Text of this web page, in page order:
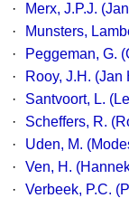
·
Merx, J.P.J.
·
Munsters,
·
Peggeman, G.
·
Rooy, J.H. (Jan
·
Santvoort, L.
·
Scheffers, R.
·
Uden, M.
·
Ven, H.
·
Verbeek, P.C.